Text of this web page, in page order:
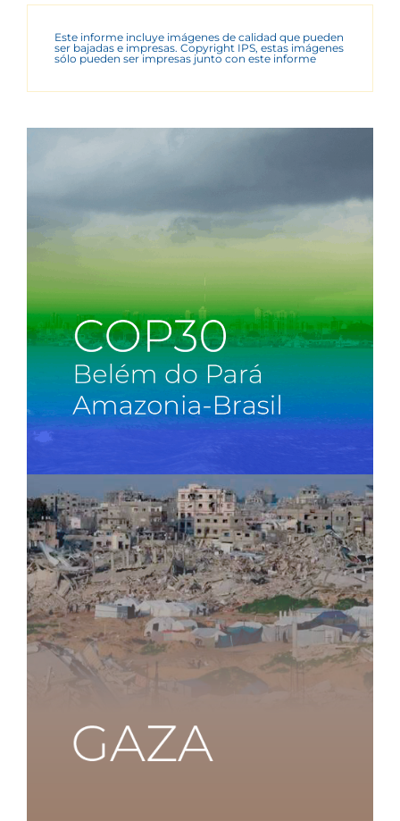
Este informe incluye imágenes de calidad que pueden
ser bajadas e impresas. Copyright IPS, estas imágenes
sólo pueden ser impresas junto con este informe